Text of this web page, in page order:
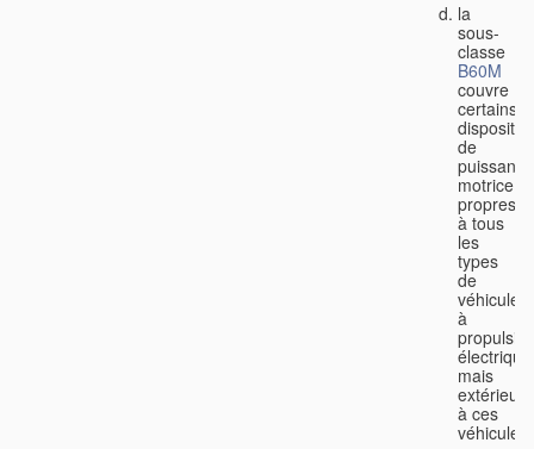
la
sous-
classe
B60M
couvre
certains
dispositifs
de
puissance
motrice
propres
à tous
les
types
de
véhicules
à
mais
extérieurs
à ces
véhicules;